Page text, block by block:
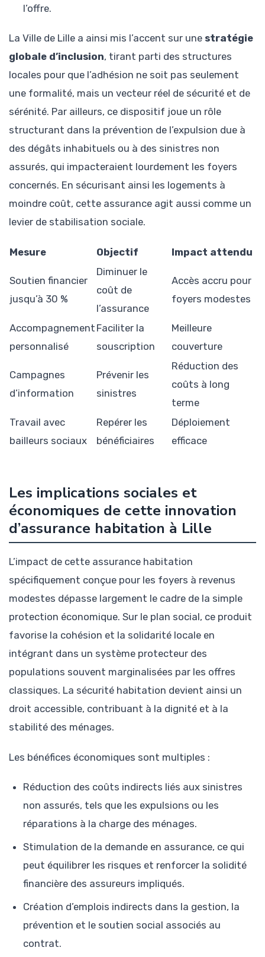
l’offre.
La Ville de Lille a ainsi mis l’accent sur une stratégie
globale d’inclusion, tirant parti des structures
locales pour que l’adhésion ne soit pas seulement
une formalité, mais un vecteur réel de sécurité et de
sérénité. Par ailleurs, ce dispositif joue un rôle
structurant dans la prévention de l’expulsion due à
des dégâts inhabituels ou à des sinistres non
assurés, qui impacteraient lourdement les foyers
concernés. En sécurisant ainsi les logements à
moindre coût, cette assurance agit aussi comme un
levier de stabilisation sociale.
Mesure Objectif Impact attendu
Soutien financier
jusqu’à 30 %
Diminuer le
coût de
l’assurance
Accès accru pour
foyers modestes
Accompagnement
personnalisé
Faciliter la
souscription
Meilleure
couverture
Campagnes
d’information
Prévenir les
sinistres
Réduction des
coûts à long
terme
Travail avec
bailleurs sociaux
Repérer les
bénéficiaires
Déploiement
efficace
Les implications sociales et
économiques de cette innovation
d’assurance habitation à Lille
L’impact de cette assurance habitation
spécifiquement conçue pour les foyers à revenus
modestes dépasse largement le cadre de la simple
protection économique. Sur le plan social, ce produit
favorise la cohésion et la solidarité locale en
intégrant dans un système protecteur des
populations souvent marginalisées par les offres
classiques. La sécurité habitation devient ainsi un
droit accessible, contribuant à la dignité et à la
stabilité des ménages.
Les bénéfices économiques sont multiples :
Réduction des coûts indirects liés aux sinistres
non assurés, tels que les expulsions ou les
réparations à la charge des ménages.
Stimulation de la demande en assurance, ce qui
peut équilibrer les risques et renforcer la solidité
financière des assureurs impliqués.
Création d’emplois indirects dans la gestion, la
prévention et le soutien social associés au
contrat.